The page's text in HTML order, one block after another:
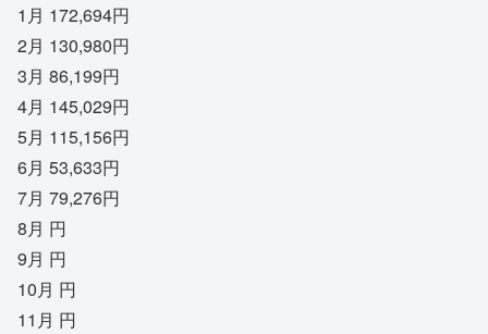
1月 172,694円
2月 130,980円
3月 86,199円
4月 145,029円
5月 115,156円
6月 53,633円
7月 79,276円
8月 円
9月 円
10月 円
11月 円